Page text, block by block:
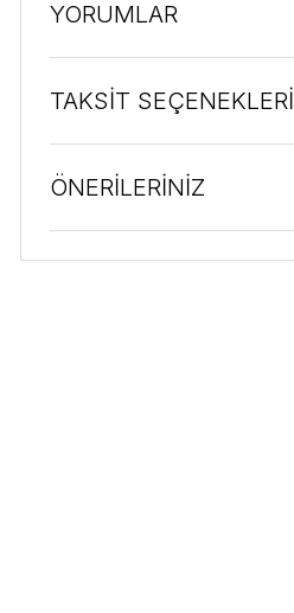
YORUMLAR
TAKSİT SEÇENEKLERİ
ÖNERİLERİNİZ